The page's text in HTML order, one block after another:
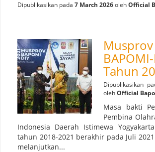
Dipublikasikan pada 7 March 2026olehOfficial
Musprov
Tahun
Dipublikasikan
olehOfficial
Masa bakti
Pembina
Indonesia Daerah Istimewa
tahun 2018-2021 berakhir pada Juli
melanjutkan...